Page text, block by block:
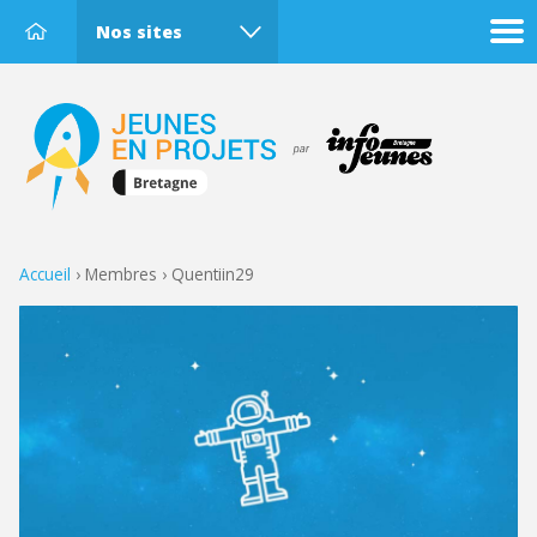
Nos sites
Accueil › Membres › Quentiin29